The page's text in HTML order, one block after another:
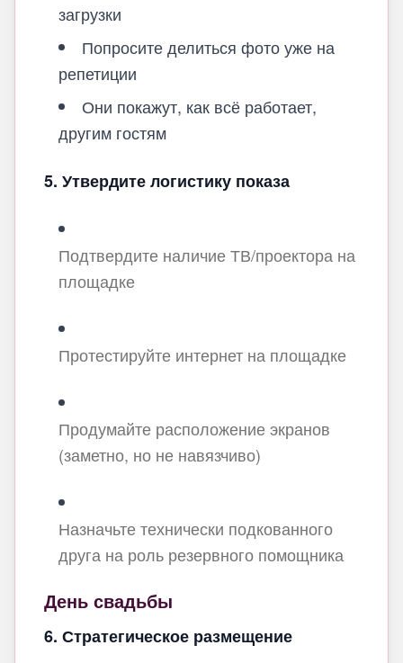
загрузки
Попросите делиться фото уже на
репетиции
Они покажут, как всё работает,
другим гостям
5. Утвердите логистику показа
Подтвердите наличие ТВ/проектора на
площадке
Протестируйте интернет на площадке
Продумайте расположение экранов
(заметно, но не навязчиво)
Назначьте технически подкованного
друга на роль резервного помощника
День свадьбы
6. Стратегическое размещение